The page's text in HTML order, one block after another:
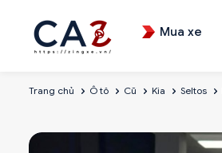
Mua xe
Trang chủ Ô tô Cũ Kia Seltos